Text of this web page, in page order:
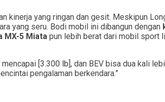
kinerja yang ringan dan gesit. Meskipun
yang seru. Bodi mobil ini dibangun dengan
MX-5 Miata pun lebih berat dari mobil sport
[3.300 lb], dan BEV bisa dua kali
pengalaman berkendara.”